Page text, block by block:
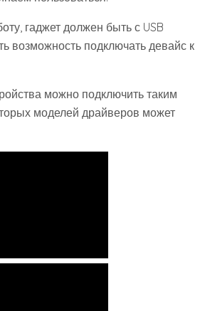
гаджет должен быть с USB
возможность подключать девайс к
можно подключить таким
моделей драйверов может